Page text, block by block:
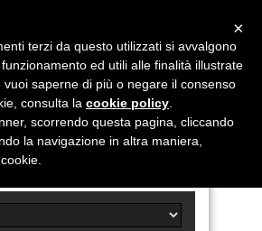
×
terzi da questo utilizzati si avvalgono
ed utili alle finalità illustrate
vuoi saperne di più o negare il consenso
consulta la cookie policy
scorrendo questa pagina, cliccando
la navigazione in altra maniera,